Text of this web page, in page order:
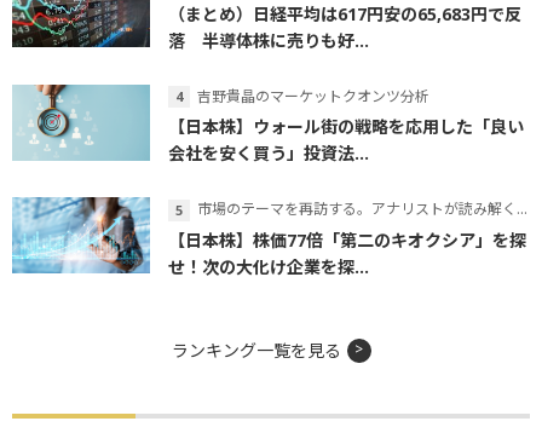
（まとめ）日経平均は617円安の65,683円で反
落 半導体株に売りも好...
吉野貴晶のマーケットクオンツ分析
【日本株】ウォール街の戦略を応用した「良い
会社を安く買う」投資法...
市場のテーマを再訪する。アナリストが読み解くテーマの本質
【日本株】株価77倍「第二のキオクシア」を探
せ！次の大化け企業を探...
ランキング一覧を見る